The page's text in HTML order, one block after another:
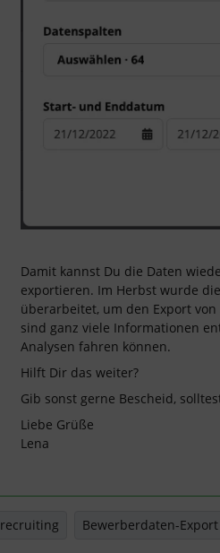
Damit kannst Du die Daten
exportieren. Im Herbst wurde
überarbeitet, um den Export
sind ganz viele Informationen
Analysen fahren können.
Hilft Dir das weiter?
Gib sonst gerne Bescheid,
Liebe Grüße
Lena
recruiting Bewerberdaten-Export